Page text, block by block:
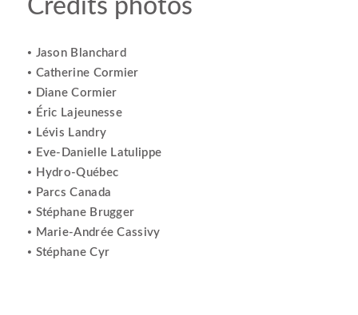
Crédits photos
• Jason Blanchard
• Catherine Cormier
• Diane Cormier
• Éric Lajeunesse
• Lévis Landry
• Eve-Danielle Latulippe
• Hydro-Québec
• Parcs Canada
• Stéphane Brugger
• Marie-Andrée Cassivy
• Stéphane Cyr